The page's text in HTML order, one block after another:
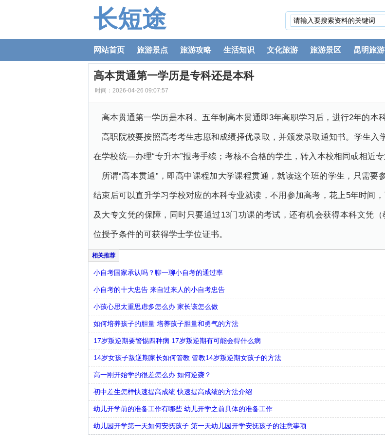
长短途
网站首页 旅游景点 旅游攻略 生活知识 文化旅游 旅游景区 昆明旅游
高本贯通第一学历是专科还是本科
时间：2026-04-26 09:07:57
高本贯通第一学历是本科。五年制高本贯通即3年高职学习后，进行2年的本科
高职院校要按照高考考生志愿和成绩择优录取，并颁发录取通知书。学生
在学校统—办理“专升本”报考手续；考核不合格的学生，转入本校相同或相近
所谓“高本贯通”，即高中课程加大学课程贯通，就读这个班的学生，只需
结束后可以直升学习学校对应的本科专业就读，不用参加高考，花上5年时间
及大专文凭的保障，同时只要通过13门功课的考试，还有机会获得本科文凭
位授予条件的可获得学士学位证书。
小自考国家承认吗？聊一聊小自考的通过率
小自考的十大忠告 来自过来人的小自考忠告
小孩心思太重思虑多怎么办 家长该怎么做
如何培养孩子的胆量 培养孩子胆量和勇气的方法
17岁叛逆期要警惕四种病 17岁叛逆期有可能会得什么病
14岁女孩子叛逆期家长如何管教 管教14岁叛逆期女孩子的方法
高一刚开始学的很差怎么办 如何逆袭？
初中差生怎样快速提高成绩 快速提高成绩的方法介绍
幼儿开学前的准备工作有哪些 幼儿开学之前具体的准备工作
幼儿园开学第一天如何安抚孩子 第一天幼儿园开学安抚孩子的注意事项